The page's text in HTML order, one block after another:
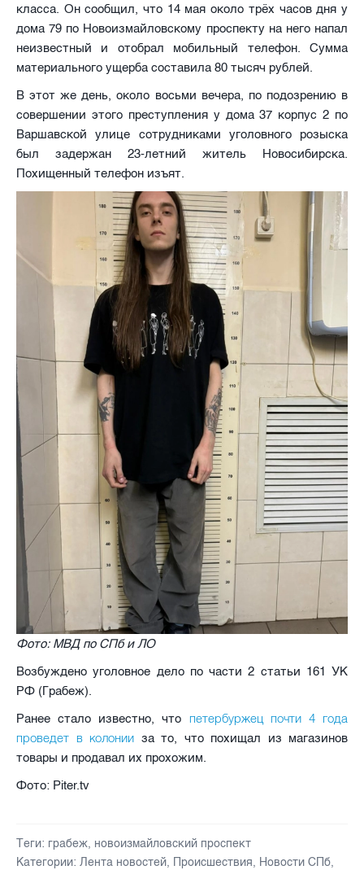
класса. Он сообщил, что 14 мая около трёх часов дня у
дома 79 по Новоизмайловскому проспекту на него напал
неизвестный и отобрал мобильный телефон. Сумма
материального ущерба составила 80 тысяч рублей.
В этот же день, около восьми вечера, по подозрению в
совершении этого преступления у дома 37 корпус 2 по
Варшавской улице сотрудниками уголовного розыска
был задержан 23-летний житель Новосибирска.
Похищенный телефон изъят.
Фото: МВД по СПб и ЛО
Возбуждено уголовное дело по части 2 статьи 161 УК
РФ (Грабеж).
Ранее стало известно, что петербуржец почти 4 года
проведет в колонии за то, что похищал из магазинов
товары и продавал их прохожим.
Фото: Piter.tv
Теги: грабеж, новоизмайловский проспект
Категории: Лента новостей, Происшествия, Новости СПб,